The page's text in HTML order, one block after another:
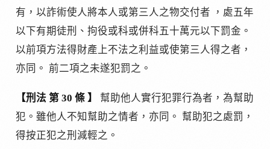
有，以詐術使人將本人或第三人之物交付者 ，處五年
以下有期徒刑、拘役或科或併科五十萬元以下罰金。
以前項方法得財產上不法之利益或使第三人得之者，
亦同。 前二項之未遂犯罰之。
【刑法 第 30 條 】
幫助他人實行犯罪行為者，為幫助
犯。雖他人不知幫助之情者，亦同。 幫助犯之處罰，
得按正犯之刑減輕之。